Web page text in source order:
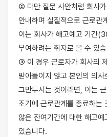
② 다만 질문 사안처럼 회사
안내하며 실질적으로 근로관
이는 회사가 해고예고 기간
부여하려는 취지로 볼 수 있
③ 이 경우 근로자가 회사의
받아들이지 않고 본인의 의
그만두시는 것이라면, 이는
조기에 근로관계를 종료하는
않은 잔여기간에 대한 해고
있습니다.